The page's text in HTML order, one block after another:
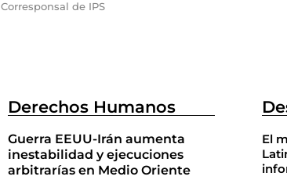
Corresponsal de IPS
Derechos Humanos
Guerra EEUU-Irán aumenta
inestabilidad y ejecuciones
arbitrarías en Medio Oriente
El